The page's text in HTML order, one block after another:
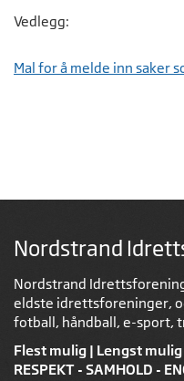
Vedlegg:
Mal for å melde inn saker
Nordstrand
Nordstrand
eldste idrettsforeninger,
fotball, håndball, e-sport,
Flest mulig | Lengst
RESPEKT - SAMHOLD -